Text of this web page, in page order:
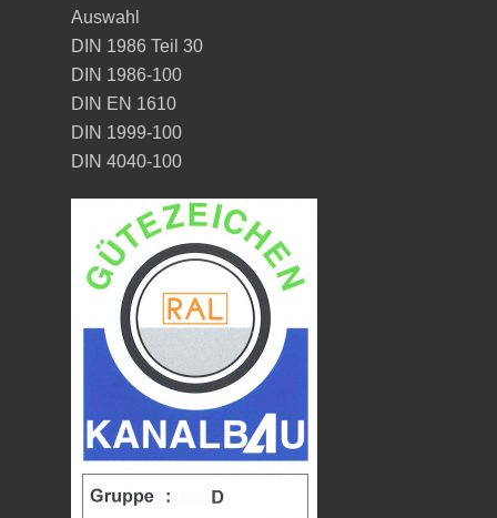
Auswahl
DIN 1986 Teil 30
DIN 1986-100
DIN EN 1610
DIN 1999-100
DIN 4040-100